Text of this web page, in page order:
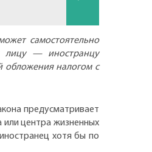
самостоятельно
лицу — иностранцу
обложения налогом с
предусматривает
или центра жизненных
хотя бы по